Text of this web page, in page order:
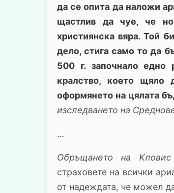
да се опита да наложи
щастлив да чуе, че
християнска вяра. Той
дело, стига само то да
500 г. започнало едно
кралство, което щяло
оформянето на цялата
изследването на
…
Обръщането на
страховете на всички
от надеждата, че можел